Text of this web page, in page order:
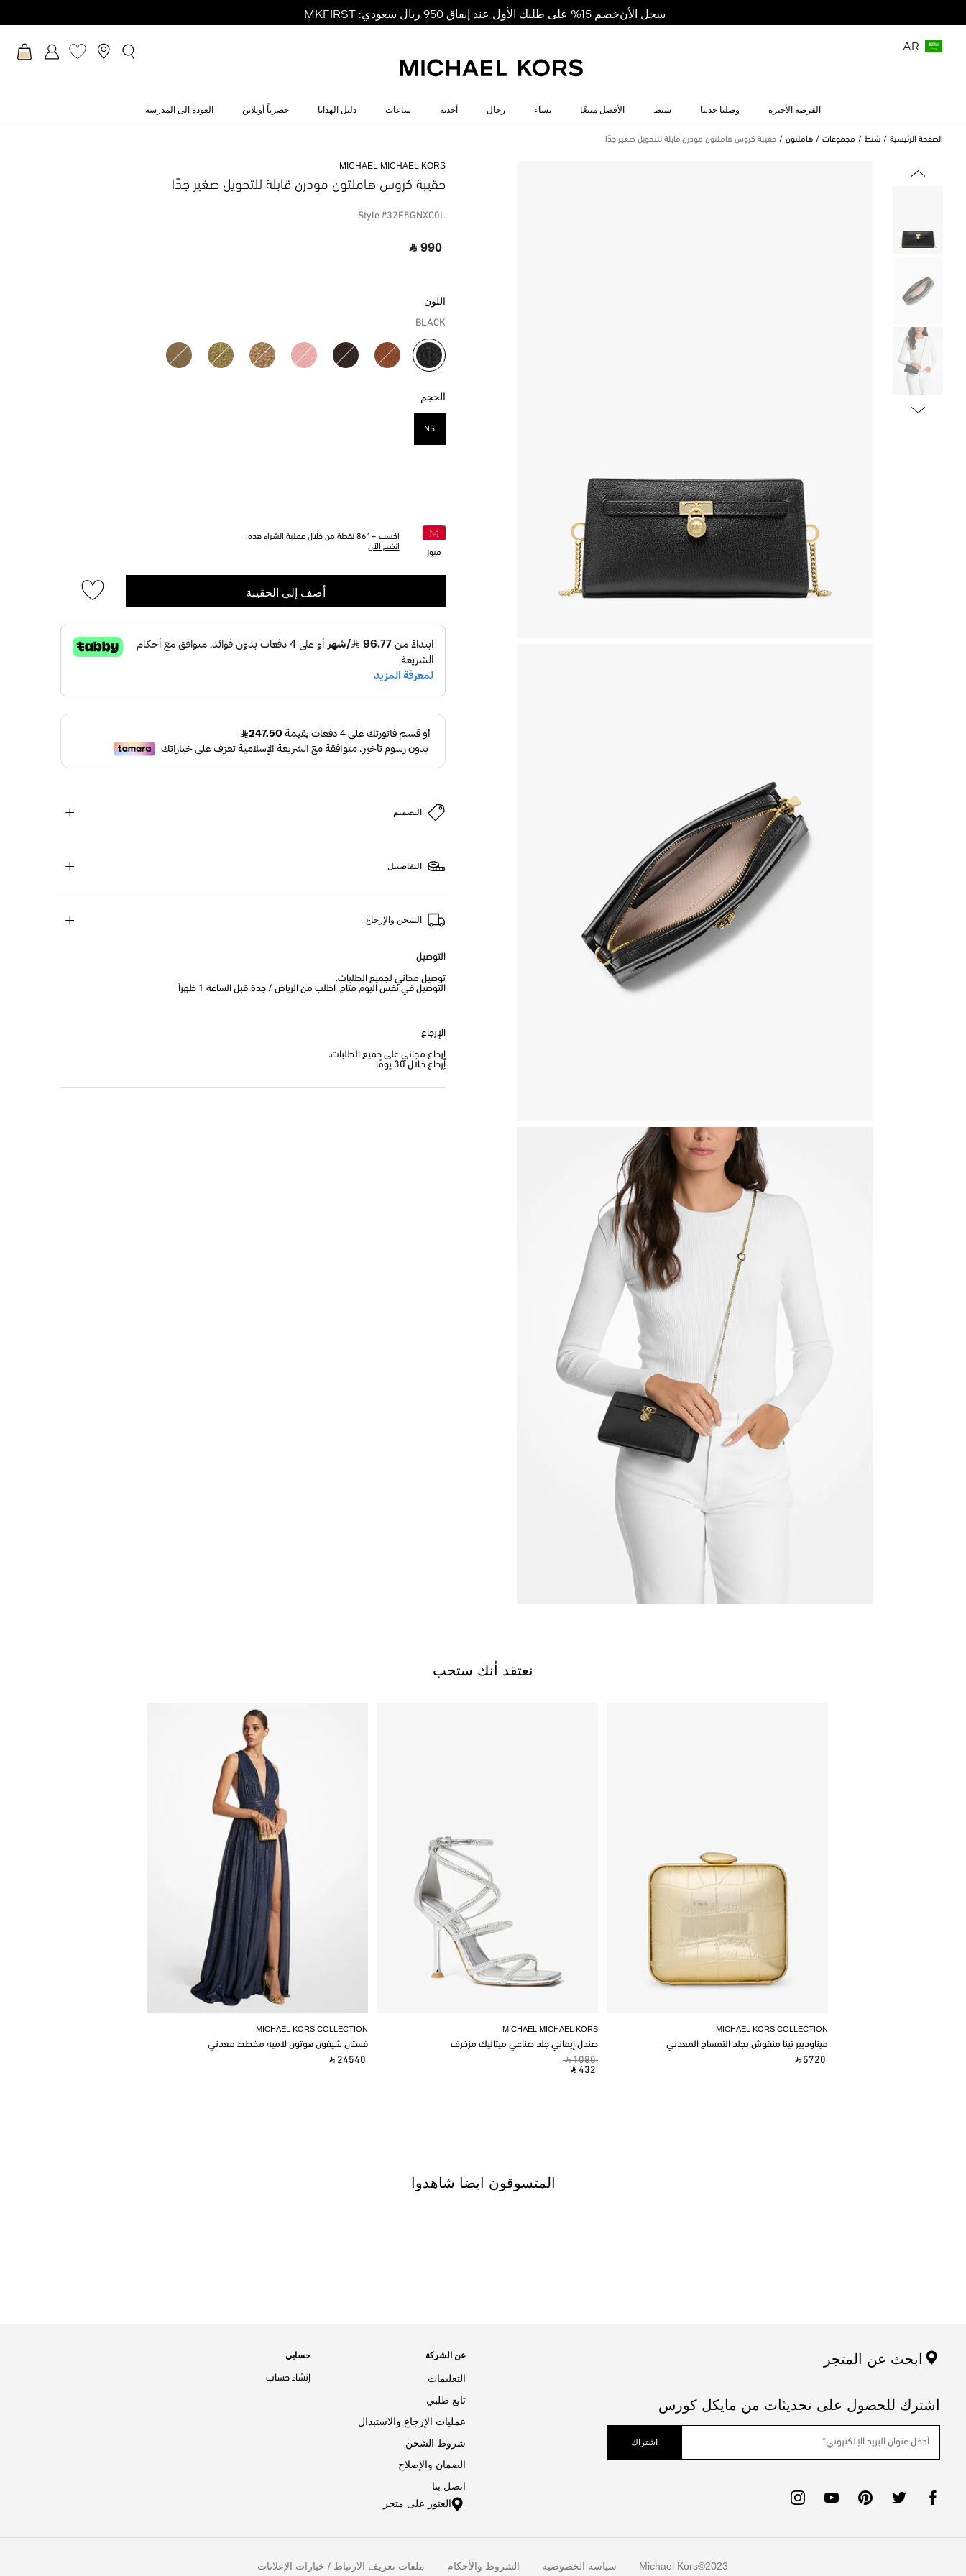
سجل الأنخصم 15% على طلبك الأول عند إنفاق 950 ريال سعودي: MKFIRST
AR
الفرصة الأخيرة وصلنا حديثا شنط الأفضل مبيعًا نساء رجال أحذية ساعات دليل الهدايا حصرياً أونلاين العودة الى المدرسة
الصفحة الرئيسية شنط مجموعات هاملتون حقيبة كروس هاملتون مودرن قابلة للتحويل صغير جدًا
MICHAEL MICHAEL KORS
حقيبة كروس هاملتون مودرن قابلة للتحويل صغير جدًا
Style #32F5GNXC0L
‎ ⃁ 990 ‎
اللون
BLACK
مختار
الحجم
NS
ميوز
اكسب + 861 نقطة من خلال عملية الشراء هذه.
انضم الآن
أضف إلى الحقيبة
التصميم
التفاصييل
الشحن والإرجاع
التوصيل
توصيل مجاني لجميع الطلبات.
التوصيل في نفس اليوم متاح. اطلب من الرياض / جدة قبل الساعة 1 ظهراً
الإرجاع
إرجاع مجاني على جميع الطلبات.
إرجاع خلال 30 يومًا
نعتقد أنك ستحب
MICHAEL KORS COLLECTION
فستان شيفون هوتون لاميه مخطط معدني
‎ ⃁ 24540 ‎
MICHAEL MICHAEL KORS
صندل إيماني جلد صناعي ميتاليك مزخرف
‎ ⃁ 1080 ‎
‎ ⃁ 432 ‎
MICHAEL KORS COLLECTION
ميناوديير تينا منقوش بجلد التمساح المعدني
‎ ⃁ 5720 ‎
المتسوقون ايضا شاهدوا
ابحث عن المتجر
اشترك للحصول على تحديثات من مايكل كورس
اشتراك
عن الشركة
التعليمات
تابع طلبي
عمليات الإرجاع والاستبدال
شروط الشحن
الضمان والإصلاح
اتصل بنا
العثور على متجر
حسابي
إنشاء حساب
Michael Kors سياسة الخصوصية الشروط والأحكام ملفات تعريف الارتباط / خيارات الإعلانات